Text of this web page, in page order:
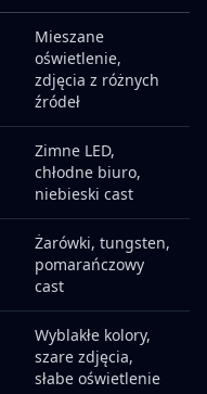
Mieszane
oświetlenie,
zdjęcia z różnych
źródeł
Zimne LED,
chłodne biuro,
niebieski cast
Żarówki, tungsten,
pomarańczowy
cast
Wyblakłe kolory,
szare zdjęcia,
słabe oświetlenie